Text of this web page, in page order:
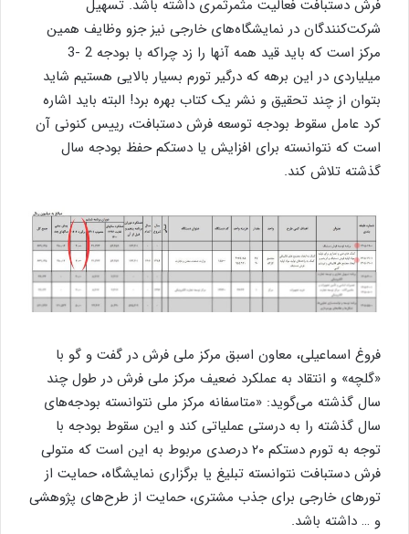
فرش دستبافت فعالیت مثمرثمری داشته باشد. تسهیل
شرکت‌کنندگان در نمایشگاه‌های خارجی نیز جزو وظایف همین
مرکز است که باید قید همه آنها را زد چراکه با بودجه 2 -3
میلیاردی در این برهه که درگیر تورم بسیار بالایی هستیم شاید
بتوان از چند تحقیق و نشر یک کتاب بهره برد! البته باید اشاره
کرد عامل سقوط بودجه توسعه فرش دستبافت، رییس کنونی آن
است که نتوانسته برای افزایش یا دستکم حفظ بودجه سال
گذشته تلاش کند.
فروغ اسماعیلی، معاون اسبق مرکز ملی فرش در گفت و گو با
«گلچه» و انتقاد به عملکرد ضعیف مرکز ملی فرش در طول چند
سال گذشته می‌گوید: «متاسفانه مرکز ملی نتوانسته بودجه‌های
سال گذشته را به درستی عملیاتی کند و این سقوط بودجه با
توجه به تورم دستکم ۲۰ درصدی مربوط به این است که متولی
فرش دستبافت نتوانسته تبلیغ یا برگزاری نمایشگاه، حمایت از
تورهای خارجی برای جذب مشتری، حمایت از طرح‌های پژوهشی
و … داشته باشد.